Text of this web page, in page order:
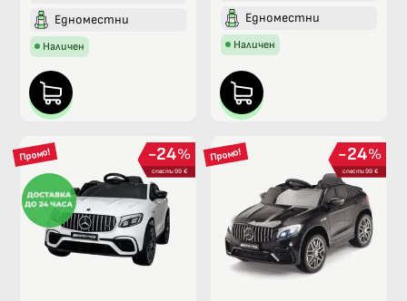
Едноместни
Наличен
Едноместни
Наличен
Промо! %
24
спести 99 €
Промо! %
24
спести 99 €